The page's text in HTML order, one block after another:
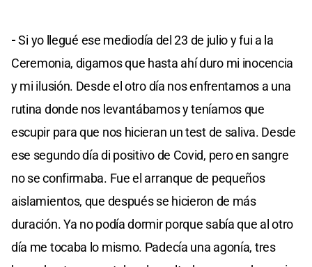
-Si yo llegué ese mediodía del 23 de julio y fui a la
Ceremonia, digamos que hasta ahí duro mi inocencia
y mi ilusión. Desde el otro día nos enfrentamos a una
rutina donde nos levantábamos y teníamos que
escupir para que nos hicieran un test de saliva. Desde
ese segundo día di positivo de Covid, pero en sangre
no se confirmaba. Fue el arranque de pequeños
aislamientos, que después se hicieron de más
duración. Ya no podía dormir porque sabía que al otro
día me tocaba lo mismo. Padecía una agonía, tres